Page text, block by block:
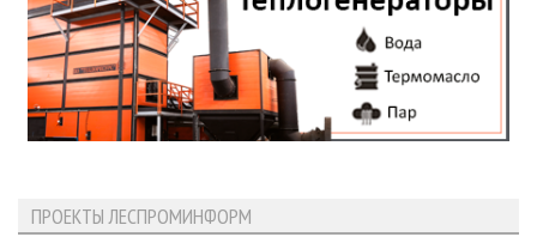
ПРОЕКТЫ ЛЕСПРОМИНФОРМ